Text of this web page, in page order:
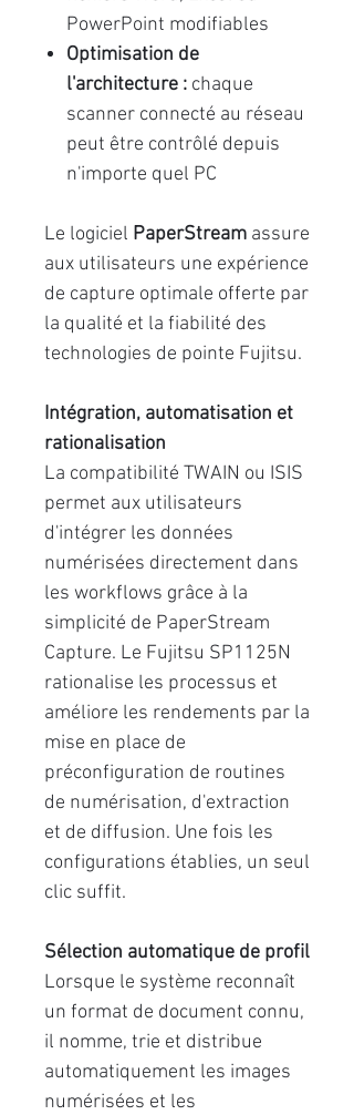
PowerPoint modifiables
Optimisation de
l'architecture : chaque
scanner connecté au réseau
peut être contrôlé depuis
n'importe quel PC
Le logiciel PaperStream assure
aux utilisateurs une expérience
de capture optimale offerte par
la qualité et la fiabilité des
technologies de pointe Fujitsu.
Intégration, automatisation et
rationalisation
La compatibilité TWAIN ou ISIS
permet aux utilisateurs
d'intégrer les données
numérisées directement dans
les workflows grâce à la
simplicité de PaperStream
Capture. Le Fujitsu SP1125N
rationalise les processus et
améliore les rendements par la
mise en place de
préconfiguration de routines
de numérisation, d'extraction
et de diffusion. Une fois les
configurations établies, un seul
clic suffit.
Sélection automatique de profil
Lorsque le système reconnaît
un format de document connu,
il nomme, trie et distribue
automatiquement les images
numérisées et les